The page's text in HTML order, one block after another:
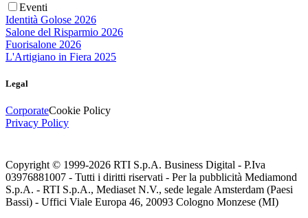
Eventi
Identità Golose 2026
Salone del Risparmio 2026
Fuorisalone 2026
L'Artigiano in Fiera 2025
Legal
CorporateCookie Policy
Privacy Policy
Copyright © 1999-2026 RTI S.p.A. Business Digital - P.Iva
03976881007 - Tutti i diritti riservati - Per la pubblicità Mediamond
S.p.A. - RTI S.p.A., Mediaset N.V., sede legale Amsterdam (Paesi
Bassi) - Uffici Viale Europa 46, 20093 Cologno Monzese (MI)